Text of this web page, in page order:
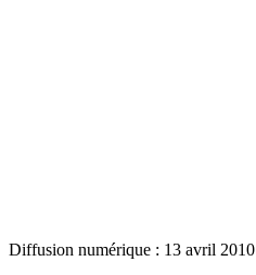
Diffusion numérique : 13 avril 2010